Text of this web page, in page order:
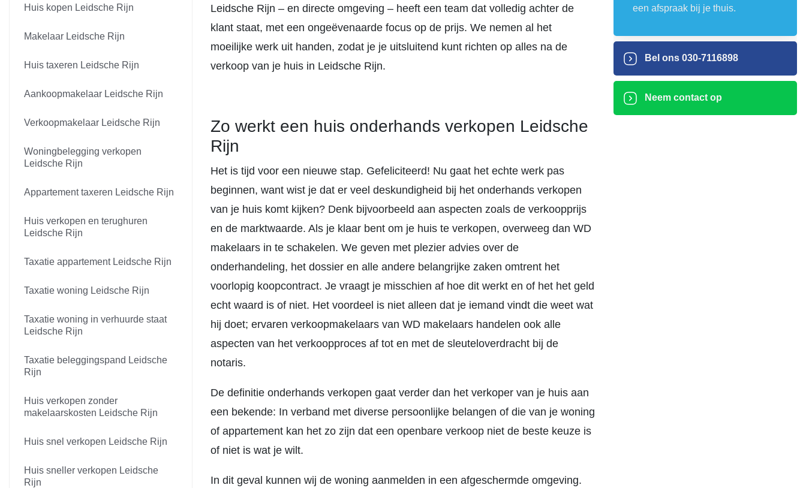
Huis kopen Leidsche Rijn
Makelaar Leidsche Rijn
Huis taxeren Leidsche Rijn
Aankoopmakelaar Leidsche Rijn
Verkoopmakelaar Leidsche Rijn
Woningbelegging verkopen
Leidsche Rijn
Appartement taxeren Leidsche Rijn
Huis verkopen en terughuren
Leidsche Rijn
Taxatie appartement Leidsche Rijn
Taxatie woning Leidsche Rijn
Taxatie woning in verhuurde staat
Leidsche Rijn
Taxatie beleggingspand Leidsche
Rijn
Huis verkopen zonder
makelaarskosten Leidsche Rijn
Huis snel verkopen Leidsche Rijn
Huis sneller verkopen Leidsche
Rijn
Leidsche Rijn – en directe omgeving – heeft een team dat volledig achter de
klant staat, met een ongeëvenaarde focus op de prijs. We nemen al het
moeilijke werk uit handen, zodat je je uitsluitend kunt richten op alles na de
verkoop van je huis in Leidsche Rijn.
Zo werkt een huis onderhands verkopen Leidsche
Rijn
Het is tijd voor een nieuwe stap. Gefeliciteerd! Nu gaat het echte werk pas
beginnen, want wist je dat er veel deskundigheid bij het onderhands verkopen
van je huis komt kijken? Denk bijvoorbeeld aan aspecten zoals de verkoopprijs
en de marktwaarde. Als je klaar bent om je huis te verkopen, overweeg dan WD
makelaars in te schakelen. We geven met plezier advies over de
onderhandeling, het dossier en alle andere belangrijke zaken omtrent het
voorlopig koopcontract. Je vraagt je misschien af hoe dit werkt en of het het geld
echt waard is of niet. Het voordeel is niet alleen dat je iemand vindt die weet wat
hij doet; ervaren verkoopmakelaars van WD makelaars handelen ook alle
aspecten van het verkoopproces af tot en met de sleuteloverdracht bij de
notaris.
De definitie onderhands verkopen gaat verder dan het verkoper van je huis aan
een bekende: In verband met diverse persoonlijke belangen of die van je woning
of appartement kan het zo zijn dat een openbare verkoop niet de beste keuze is
of niet is wat je wilt.
In dit geval kunnen wij de woning aanmelden in een afgeschermde omgeving.
een afspraak bij je thuis.
Bel ons 030-7116898
Neem contact op